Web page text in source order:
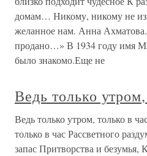
домам… Никому, никому не
желанное нам. Анна
продано…» В 1934 году имя
было знакомо.Еще не
Ведь только
Ведь только утром, только в
только в час Рассветного
запас Притворства и безумья,